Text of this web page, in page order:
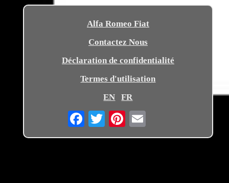
Alfa Romeo Fiat
Contactez Nous
Déclaration de confidentialité
Termes d'utilisation
EN
FR